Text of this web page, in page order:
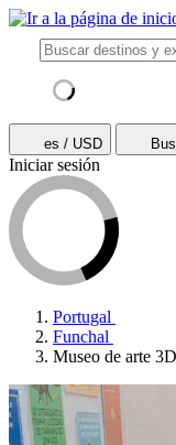
es / USD
Iniciar sesión
Portugal
Funchal
Museo de arte